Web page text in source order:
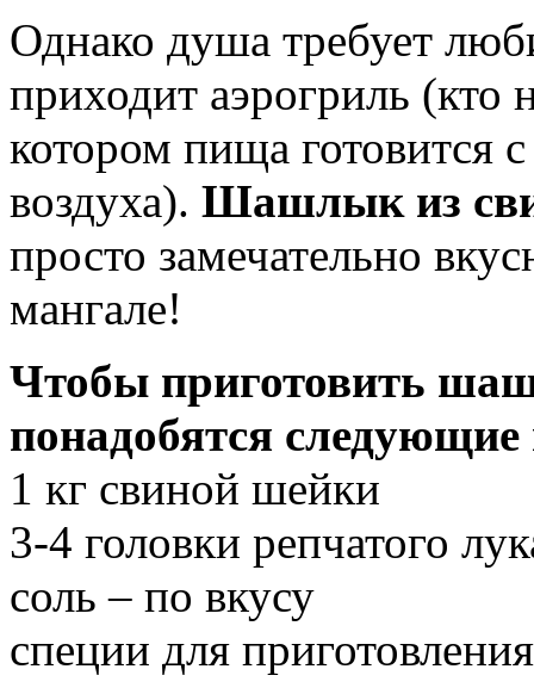
Однако душа требует
приходит аэрогриль (кто
котором пища готовится
воздуха). Шашлык из
просто замечательно
мангале!
Чтобы приготовить
понадобятся
1 кг свиной шейки
3-4 головки репчатого
соль – по вкусу
специи для